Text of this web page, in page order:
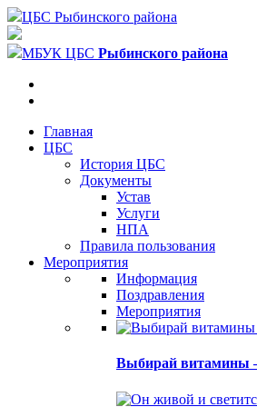
ЦБС Рыбинского района
МБУК ЦБС Рыбинского района
Главная
ЦБС
История ЦБС
Документы
Устав
Услуги
НПА
Правила пользования
Мероприятия
Информация
Поздравления
Мероприятия
Выбирай витамины